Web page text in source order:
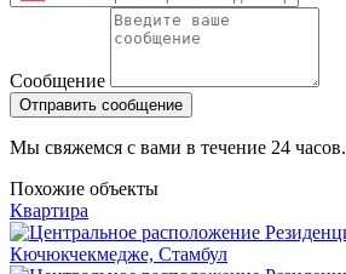
Сообщение
Отправить сообщение
Мы свяжемся с вами в течение 24 часов.
Похожие объекты
Квартира